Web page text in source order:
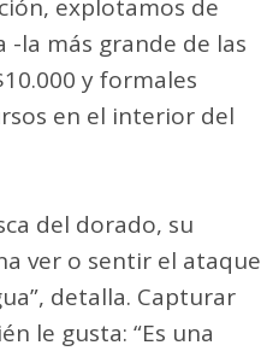
explotamos de
-la más grande de las
y formales
en el interior del
del dorado, su
ver o sentir el ataque
detalla. Capturar
le gusta: “Es una